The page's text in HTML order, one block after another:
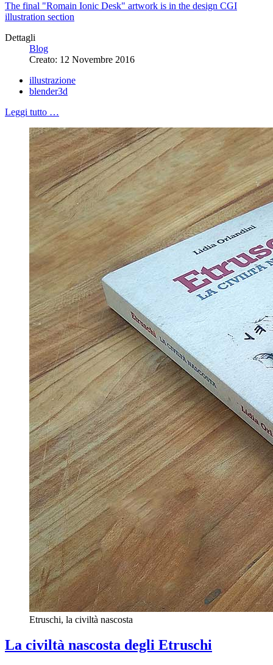
The final "Romain Ionic Desk" artwork is in the design CGI
illustration section
Dettagli
Blog
Creato: 12 Novembre 2016
illustrazione
blender3d
Leggi tutto …
Etruschi, la civiltà nascosta
La civiltà nascosta degli Etruschi